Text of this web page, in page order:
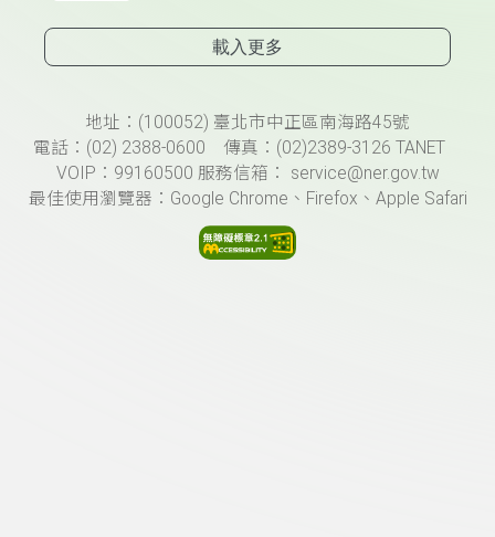
載入更多
頁尾資訊地址：(100052) 臺北市中正區南海路45號
電話：(02) 2388-0600 傳真：(02)2389-3126 TANET
VOIP：99160500 服務信箱： service@ner.gov.tw
最佳使用瀏覽器：Google Chrome、Firefox、Apple Safari